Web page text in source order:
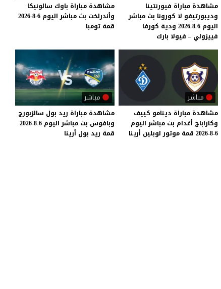
مشاهدة مباراة فيورنتينا
وديبورتيفو لا كورونا بث مباشر
اليوم 6-8-2026 ودية كورفا
فييزولي – فيولا بارك
مشاهدة مباراة باوك سالونيكا
وأندرلخت بث مباشر اليوم 6-8-2026
قمة تومبا
مباشر
مشاهدة مباراة دينامو كييف
وكاراباج أغدام بث مباشر اليوم
6-8-2026
قمة موتور لوبلين أرينا
مباشر
مشاهدة مباراة ريد بول سالزبورج
وبافوس بث مباشر اليوم 6-8-2026
قمة ريد بول أرينا